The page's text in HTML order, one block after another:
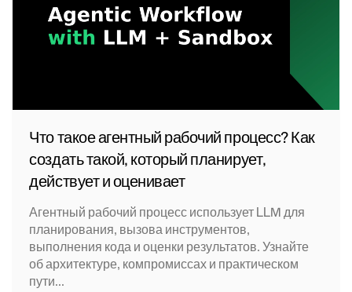
Что такое агентный рабочий процесс? Как
создать такой, который планирует,
действует и оценивает
Агентный рабочий процесс использует LLM для
планирования, вызова инструментов,
выполнения кода и оценки результатов. Узнайте
об архитектуре, компромиссах и практическом
пути...